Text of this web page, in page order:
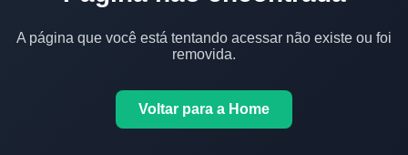
A página que você está tentando acessar não existe ou foi
removida.
Voltar para a Home